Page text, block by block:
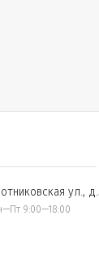
ул.,
9:00—18:00